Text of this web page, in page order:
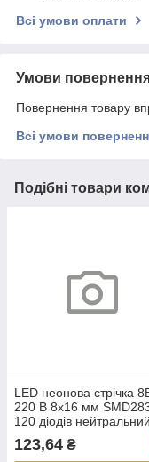
Всі умови оплати
Умови
Повернення товару
Всі умови
Подібні товари
LED неонова стрічка
220 В 8х16 мм
120 діодів нейтральний
білий 4000К, серія
гарантія 3 роки
123,64 ₴